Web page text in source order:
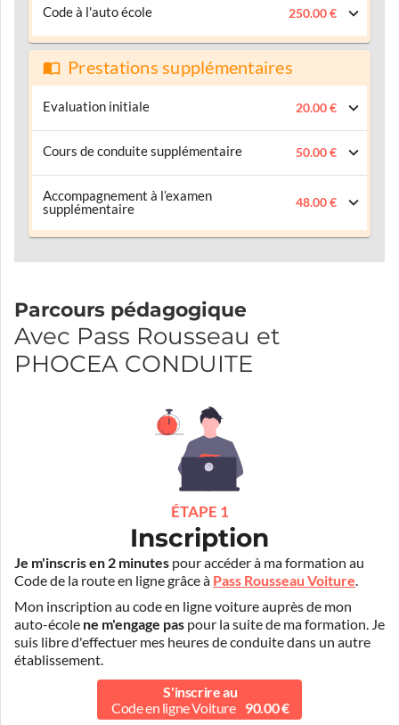
Code à l'auto école 250.00 €
Prestations supplémentaires
Evaluation initiale 20.00 €
Cours de conduite supplémentaire 50.00 €
Accompagnement à l’examen
supplémentaire
48.00 €
Parcours pédagogique
Avec Pass Rousseau et
PHOCEA CONDUITE
ÉTAPE 1
Inscription
Je m'inscris en 2 minutes pour accéder à ma formation au
Code de la route en ligne grâce à Pass Rousseau Voiture.
Mon inscription au code en ligne voiture auprès de mon
auto-école ne m'engage pas pour la suite de ma formation. Je
suis libre d'effectuer mes heures de conduite dans un autre
établissement.
S'inscrire au
Code en ligne Voiture
90.00 €